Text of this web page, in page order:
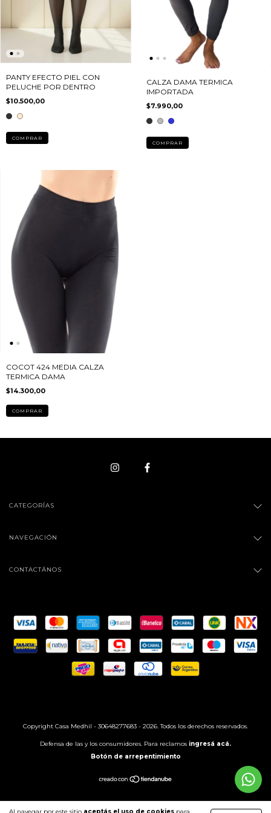
PANTY EFECTO PIEL CON
PELUCHE POR DENTRO
$10.500,00
COMPRAR
CALZA DAMA TERMICA
IMPORTADA
$7.990,00
COMPRAR
COCOT 424 MEDIA CALZA
TERMICA DAMA
$14.300,00
COMPRAR
CATEGORÍAS
NAVEGACIÓN
CONTACTÁNOS
Copyright Casa Medhil - 30648277683 - 2026. Todos los derechos reservados.
Defensa de las y los consumidores. Para reclamos ingresá acá.
Botón de arrepentimiento